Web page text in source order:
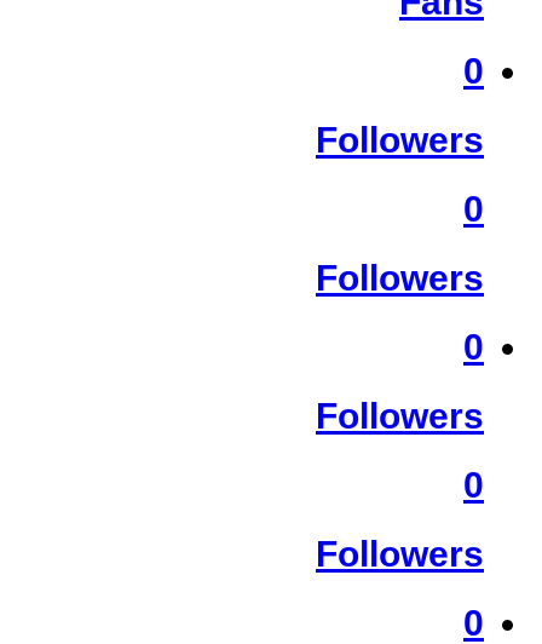
0
Followers
0
Followers
0
Followers
0
Followers
0